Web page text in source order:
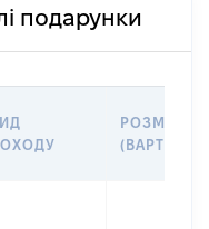
подарунки
РОЗМІР
(ВАРТІСТЬ)